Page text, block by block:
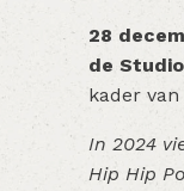
28
de
kader
In 2024
Hip Hip